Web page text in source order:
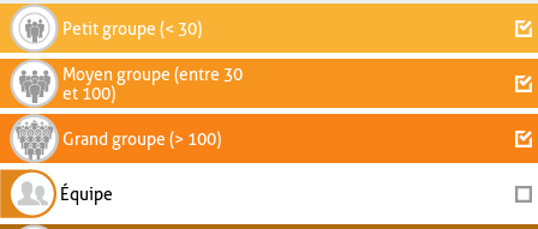
Petit groupe (< 30)
Moyen groupe (entre 30
et 100)
Grand groupe (> 100)
Équipe